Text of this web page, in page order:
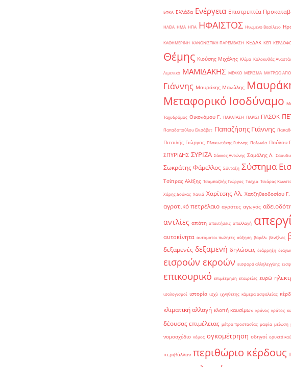
ΕΦΚΑ Ελλάδα Ενέργεια Επιστρεπτέα
ΗΛΕΙΑ ΗΜΑ ΗΠΑ ΗΦΑΙΣΤΟΣ Ηνωμένο Βασίλειο
ΚΑΘΗΜΕΡΙΝΗ ΚΑΝΟΝΙΣΤΙΚΗ ΠΑΡΕΜΒΑΣΗ ΚΕΔΑΚ ΚΕΠ
Θέμης Κιούσης Μιχάλης Κλίμα Κολοκυθάς
Λιμενικό ΜΑΜΙΔΑΚΗΣ ΜΕΛΚΟ ΜΕΡΙΣΜΑ ΜΗΤΡΩΟ
Γιάννης Μαυράκης Μανώλης
Μεταφορικό Ισοδύναμο
Ταχυδρόμος Οικονόμου Γ. ΠΑΡΑΤΑΣΗ ΠΑΡΙΣΙ ΠΑΣΟΚ
Παπαδοπούλου Ελισάβετ Παπαζήσης Γιάννης
Πιτσιλής Γιώργος Πλακιωτάκης Γιάννης Πολωνία Πούλου
ΣΠΥΡΙΔΗΣ ΣΥΡΙΖΑ Σάκκος Αντώνης Σαμόλης Λ.
Σωκράτης Φάμελλος Σύνταξη Σύστημα
Τσίπρας Αλέξης Τσαμπαζλής Γιώργος Τσεχία Τσιάρας
Χάρης Δούκας Χανιά Χαρίτσης Αλ. Χατζηθεοδοσίου Γ.
αγροτικό πετρέλαιο αγρότες αγωγός
αντλίες απάτη απαιτήσεις απαλλαγή
αυτοκίνητα αυτόματοι πωλητές αύξηση βαρέλι βενζίνες
δεξαμενές δεξαμενή δηλώσεις διάρρηξη
εισροών εκροών εισφορά αλληλεγγύης
επικουρικό επιμέτρηση εταιρείες ευρώ
ισολογισμοί ιστορία ισχύ ιχνηθέτης κάμερα ασφαλείας
κλιματική αλλαγή κλοπή καυσίμων κράνος κράτος
δέουσας επιμέλειας μέτρα προστασίας μαφία μείωση
νομοσχέδιο νόμος ογκομέτρηση οδηγοί ορυκτά
περιβάλλον περιθώριο κέρδους